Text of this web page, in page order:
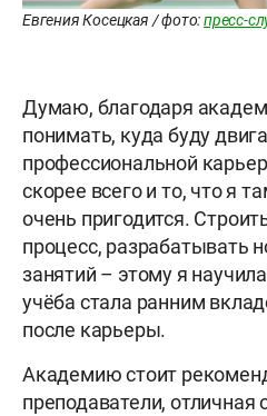
Евгения Косецкая / фото:пресс-
Думаю, благодаря
понимать, куда буду
профессиональной
скорее всего и то, что я
очень пригодится.
процесс, разрабатывать
занятий – этому я
учёба стала ранним
после карьеры.
Академию стоит
преподаватели,